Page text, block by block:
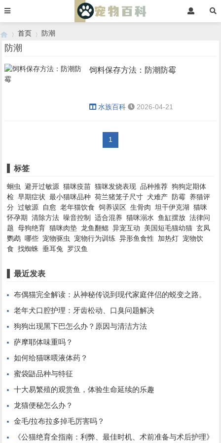
›
首页 防潮
防潮
饲料保存方法：防潮防霉
水族百科 2026-04-21
1
标签
蛔虫 避开过敏源 猫咪疫苗 猫咪发烧表现 品种推荐 狗狗定期体
检 早期症状 最小猫咪品种 荷兰猪笼子尺寸 犬难产 防霉 养猫评
分 过敏源 自愈 老年猫饮食 饲养误区 生骨肉 坦干伊克湖 猫咪
怀孕期 清除方法 噪音控制 适合混养 猫咪溺水 鱼缸摆放 法律问
题 母狗绝育 猫咪肉垫 龙鱼翻鳃 异宠互动 美国短毛猫幼猫 玄凤
鹦鹉 哪些 宠物驱虫 宠物行为训练 异形鱼食性 加热灯 宠物饮
食 找蜘蛛 垂耳兔 罗汉鱼
最近发表
布偶猫完全解读：从神秘传说到现代家庭伴侣的蜕变之路。
老年犬口腔护理：牙齿松动、口臭问题解决
狗狗出现黑下巴怎么办？原因与清洁方法
萨摩耶体味重吗？
如何给猫咪喂液体药？
蜜袋鼯品种与特征
十大易繁殖的观赏鱼，体验生命延续的乐趣
龙猫便秘怎么办？
金毛/拉布拉多掉毛厉害吗？
《公猫绝育全指南：利弊、最佳时机、术前准备与术后护理》